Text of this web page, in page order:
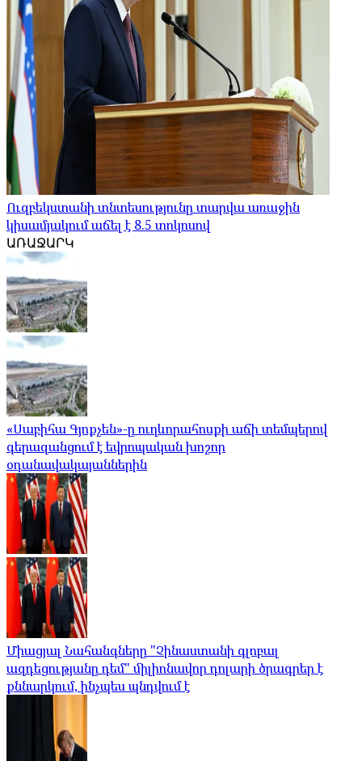
Ուզբեկստանի տնտեսությունը տարվա առաջին
կիսամյակում աճել է 8.5 տոկոսով
ԱՌԱՋԱՐԿ
«Սաբիհա Գյոքչեն»-ը ուղևորահոսքի աճի տեմպերով
գերազանցում է եվրոպական խոշոր
օդանավակայաններին
Միացյալ Նահանգները "Չինաստանի գլոբալ
ազդեցությանը դեմ" միլիոնավոր դոլարի ծրագրեր է
քննարկում, ինչպես պնդվում է